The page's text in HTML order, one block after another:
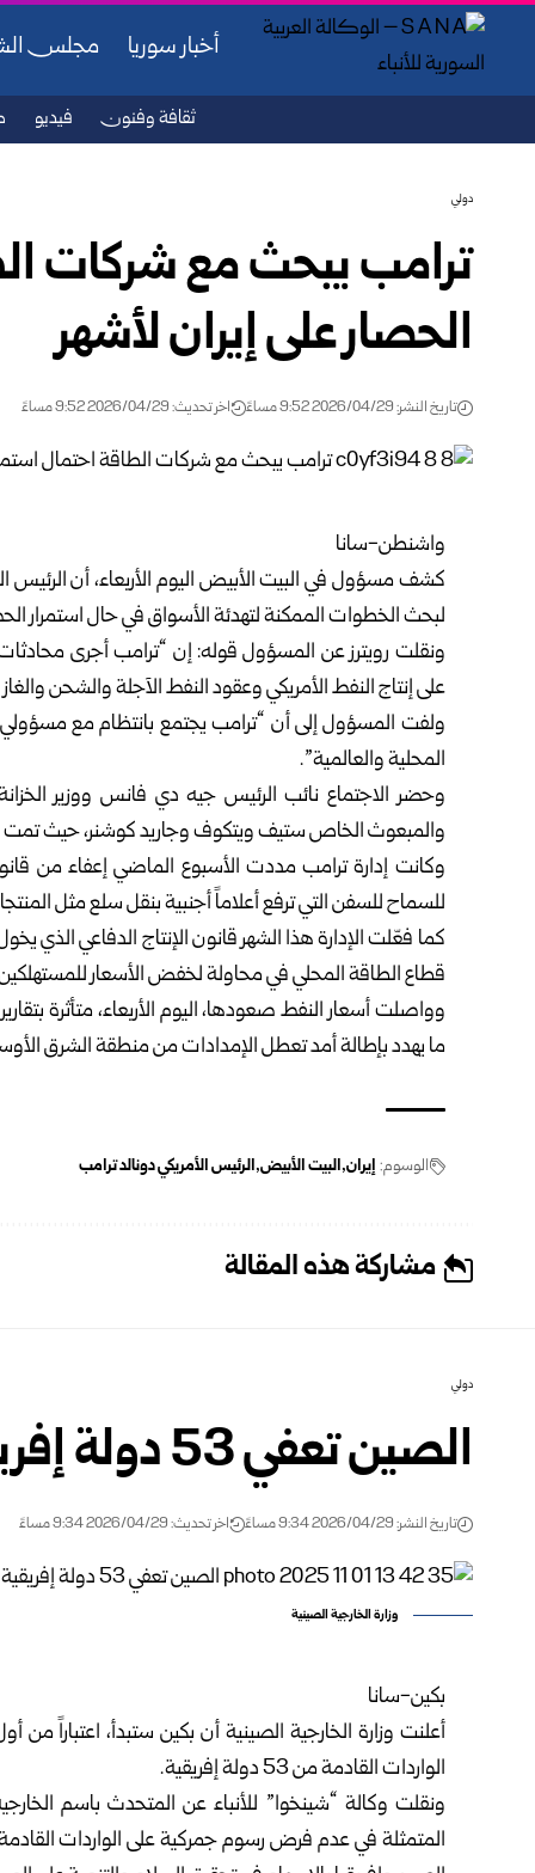
أخبار سوريا مجلس
ثقافة وفنون فيديو
دولي
ترامب يبحث مع شركات
الحصار على إيران لأشهر
تاريخ النشر: 2026/04/29 9:52 مساءً اخر تحديث: 2026/04/29 9:52 مساءً
واشنطن-سانا
كشف مسؤول في البيت الأبيض اليوم الأربعاء، أن
لبحث الخطوات الممكنة لتهدئة الأسواق في حال استمرار
ونقلت رويترز عن المسؤول قوله: إن “ترامب أجرى
على إنتاج النفط الأمريكي وعقود النفط الآجلة والشحن
ولفت المسؤول إلى أن “ترامب يجتمع بانتظام مع مسؤولي
المحلية والعالمية”.
وحضر الاجتماع نائب الرئيس جيه دي فانس ووزير
والمبعوث الخاص ستيف ويتكوف وجاريد كوشنر، حيث تمت
للسماح للسفن التي ترفع أعلاماً أجنبية بنقل سلع مثل
كما فعّلت الإدارة هذا الشهر قانون الإنتاج الدفاعي الذي
قطاع الطاقة المحلي في محاولة لخفض الأسعار
وواصلت أسعار النفط صعودها، اليوم الأربعاء، متأثرة
ما يهدد بإطالة أمد تعطل الإمدادات من منطقة الشرق
الوسوم: إيران البيت الأبيض الرئيس الأمريكي دونالد ترامب
مشاركة هذه المقالة
دولي
الصين تعفي 53 دولة إفريقية من الرسوم الجمركية
تاريخ النشر: 2026/04/29 9:34 مساءً اخر تحديث: 2026/04/29 9:34 مساءً
وزارة الخارجية الصينية
بكين-سانا
أعلنت وزارة الخارجية الصينية
الواردات القادمة من 53 دولة إفريقية.
ونقلت وكالة “شينخوا” للأنباء عن المتحدث باسم